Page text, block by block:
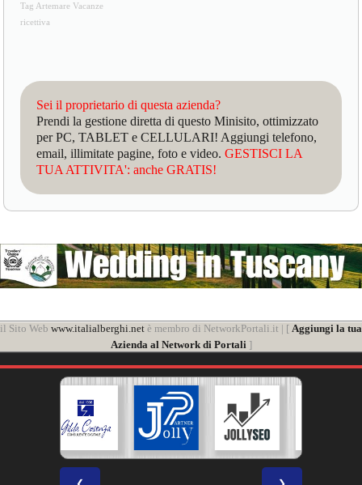
Tag Artemare Vacanze
ricettiva
Sei il proprietario di questa azienda?
Prendi la gestione diretta di questo Minisito, ottimizzato
per PC, TABLET e CELLULARI! Aggiungi telefono,
email, illimitate pagine, foto e video.GESTISCI LA
TUA ATTIVITA': anche GRATIS!
il Sito Web www.italialberghi.net è membro di NetworkPortali.it | [ Aggiungi la tua
Azienda al Network di Portali]